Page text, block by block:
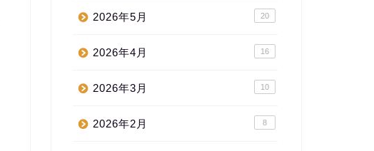
2026年5月 20
2026年4月 16
2026年3月 10
2026年2月 8